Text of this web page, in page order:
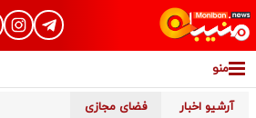
منو
آرشیو اخبار فضای مجازی